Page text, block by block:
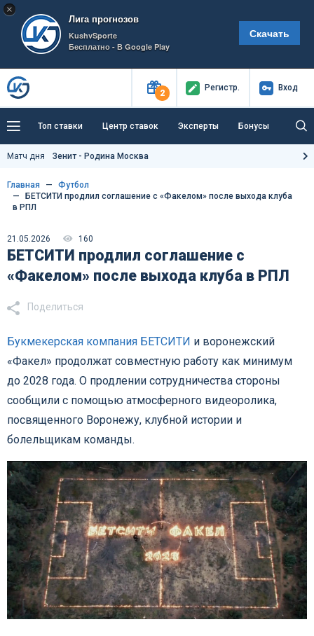
×
Лига прогнозов
KushvSporte
Бесплатно - В Google Play
Скачать
2
Регистр. Вход
Топ ставки Центр ставок Эксперты Бонусы
Тренды Букмекеры
Как тут заработать?
Матч дня Зенит - Родина Москва
Главная
Футбол
БЕТСИТИ продлил соглашение с «Факелом» после выхода клуба
в РПЛ
21.05.2026 160
БЕТСИТИ продлил соглашение с
«Факелом» после выхода клуба в РПЛ
Поделиться
Букмекерская компания БЕТСИТИ и воронежский
«Факел» продолжат совместную работу как минимум
до 2028 года. О продлении сотрудничества стороны
сообщили с помощью атмосферного видеоролика,
посвященного Воронежу, клубной истории и
болельщикам команды.